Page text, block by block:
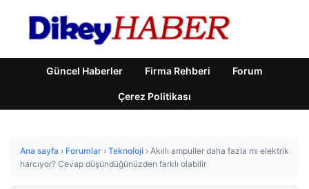
Güncel Haberler Firma Rehberi Forum
Çerez Politikası
Ana sayfa › Forumlar › Teknoloji › Akıllı ampuller daha fazla mı elektrik
harcıyor? Cevap düşündüğünüzden farklı olabilir